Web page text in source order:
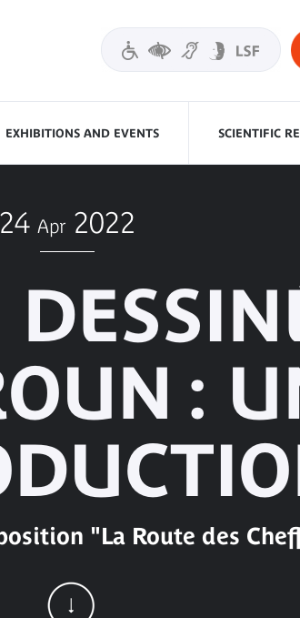
EXHIBITIONS AND EVENTS SCIENTIFIC
24 Apr 2022
:
"La Route des